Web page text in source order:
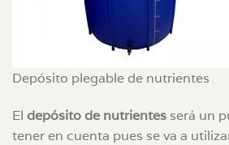
Depósito plegable de nutrientes
El depósito de nutrientes será un
tener en cuenta pues se va a